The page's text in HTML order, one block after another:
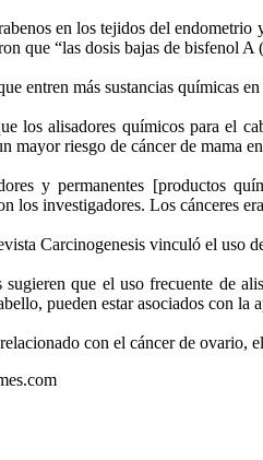
en los tejidos del
que “las dosis bajas de bisfenol
entren más sustancias químicas
los alisadores químicos para el
mayor riesgo de cáncer de mama
y permanentes [productos
los investigadores. Los cánceres
Carcinogenesis vinculó el uso
sugieren que el uso frecuente de
pueden estar asociados con
con el cáncer de ovario,